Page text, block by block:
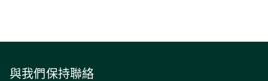
與我們保持聯絡